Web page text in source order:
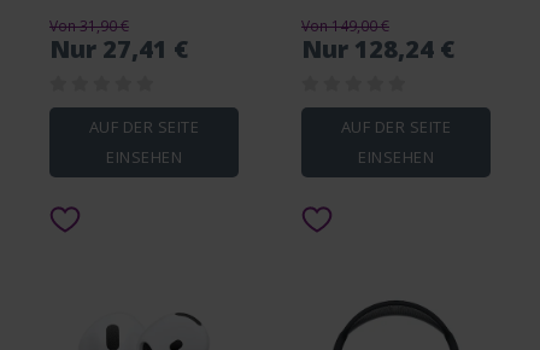
Von 31,90 €
Nur 27,41 €
AUF DER SEITE
EINSEHEN
Von 149,00 €
Nur 128,24 €
AUF DER SEITE
EINSEHEN